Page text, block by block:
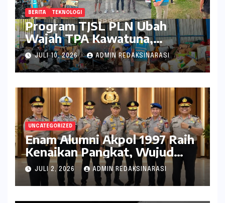
BERITA TEKNOLOGI
Program TJSL PLN Ubah
Wajah TPA Kawatuna,
Sampah Kini Bernilai Ekonomi
dan Lingkungan
JULI 10, 2026 ADMIN REDAKSINARASI
UNCATEGORIZED
Enam Alumni Akpol 1997 Raih
Kenaikan Pangkat, Wujud
Penghargaan atas Pengabdian
kepada Negara
JULI 2, 2026 ADMIN REDAKSINARASI